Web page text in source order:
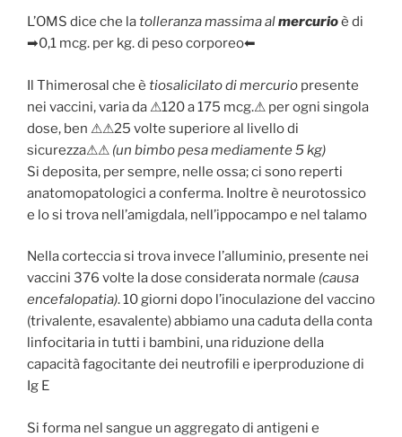
L’OMS dice che latolleranza massima almercurioè di
➡0,1 mcg. per kg. di peso corporeo⬅
Il Thimerosal che è tiosalicilato di mercurio presente
nei vaccini, varia da ⚠120 a 175 mcg.⚠ per ogni singola
dose, ben ⚠⚠25 volte superiore al livello di
sicurezza⚠⚠ (un bimbo pesa mediamente 5 kg)
Si deposita, per sempre, nelle ossa; ci sono reperti
anatomopatologici a conferma. Inoltre è neurotossico
e lo si trova nell’amigdala, nell’ippocampo e nel talamo
Nella corteccia si trova invece l’alluminio, presente nei
vaccini 376 volte la dose considerata normale (causa
encefalopatia). 10 giorni dopo l’inoculazione del vaccino
(trivalente, esavalente) abbiamo una caduta della conta
linfocitaria in tutti i bambini, una riduzione della
capacità fagocitante dei neutrofili e iperproduzione di
Ig E
Si forma nel sangue un aggregato di antigeni e